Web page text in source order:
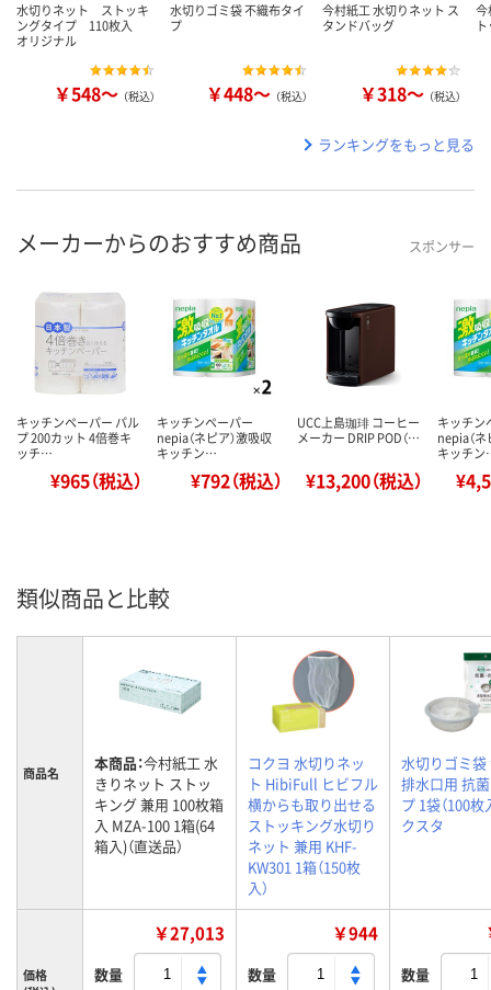
水切りネット ストッキ
ングタイプ 110枚入
オリジナル
￥548～ （税込）
水切りゴミ袋 不織布タイ
プ
￥448～ （税込）
今村紙工 水切りネット ス
タンドバッグ
￥318～ （税込）
今
ランキングをもっと見る
メーカーからのおすすめ商品 スポンサー
キッチンペーパー パル
プ 200カット 4倍巻キ
ッチ…
¥965（税込）
キッチンペーパー
nepia（ネピア）激吸収
キッチン…
¥792（税込）
UCC上島珈琲 コーヒー
メーカー DRIP POD（…
¥13,200（税込）
キッチン
nepia（ネ
キッチ
類似商品と比較
商品名 本商品：今村紙工 水
きりネット ストッ
キング 兼用 100枚箱
入 MZA-100 1箱(64
箱入)（直送品）
コクヨ 水切りネッ
ト HibiFull ヒビフル
横からも取り出せる
ストッキング水切り
ネット 兼用 KHF-
KW301 1箱（150枚
入）
水切りゴミ袋
排水口用 抗
プ 1袋（100枚
クスタ
価格
￥27,013
数量
￥944
数量 数量